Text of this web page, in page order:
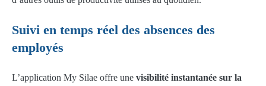
Suivi en temps réel des absences des
employés
L’application My Silae offre une visibilité instantanée sur la